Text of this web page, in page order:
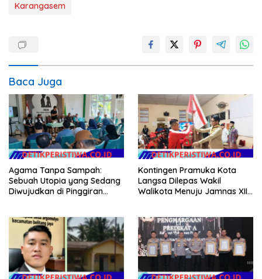
Karangasem
Baca Juga
Agama Tanpa Sampah:
Sebuah Utopia yang Sedang
Diwujudkan di Pinggiran
Kontingen Pramuka Kota
Langsa Dilepas Wakil
Walikota Menuju Jamnas XII